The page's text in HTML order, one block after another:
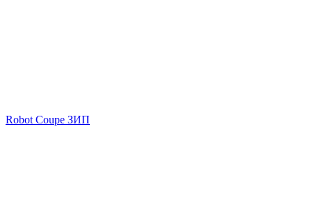
Robot Coupe ЗИП